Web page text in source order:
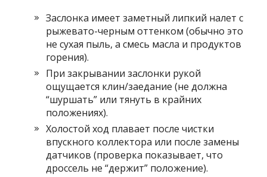
Заслонка имеет заметный липкий налет с
рыжевато-черным оттенком (обычно это
не сухая пыль, а смесь масла и продуктов
горения).
При закрывании заслонки рукой
ощущается клин/заедание (не должна
“шуршать” или тянуть в крайних
положениях).
Холостой ход плавает после чистки
впускного коллектора или после замены
датчиков (проверка показывает, что
дроссель не “держит” положение).